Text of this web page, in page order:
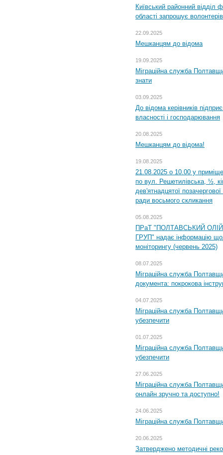
Київський районний відділ
області запрошує
22.09.2025
Мешканцям до відома
19.09.2025
Міграційна служба
знати
03.09.2025
До відома керівників
власності і господарювання
20.08.2025
Мешканцям до відома!
19.08.2025
21.08.2025 о 10.00 у
по вул. Решетилівська, ½,
дев'ятнадцятої
ради восьмого скликання
05.08.2025
ПРаТ "ПОЛТАВСЬКИЙ
ГРУП" надає інформацію
моніторингу (червень 2025)
08.07.2025
Міграційна служба
документа: покрокова
04.07.2025
Міграційна служба
убезпечити
01.07.2025
Міграційна служба
убезпечити
27.06.2025
Міграційна служба
онлайн зручно та доступно!
24.06.2025
Міграційна служба
20.06.2025
Затверджено методичні